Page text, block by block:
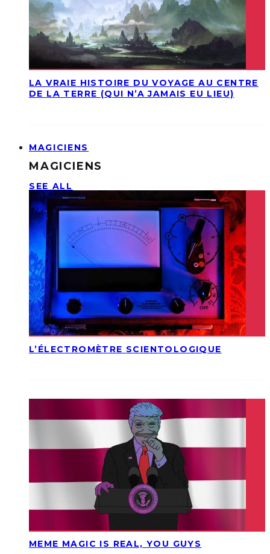
LA VRAIE HISTOIRE DU VOYAGE AU CENTRE
DE LA TERRE (QUI N’A JAMAIS EU LIEU)
MAGICIENS
MAGICIENS
SEE ALL
L’ÉLECTROMÈTRE SCIENTOLOGIQUE
MEME MAGIC IS REAL, YOU GUYS